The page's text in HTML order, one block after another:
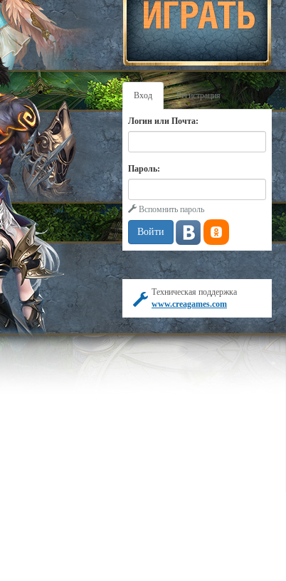
Вход Регистрация
Логин или Почта:
Пароль:
Вспомнить пароль
Техническая поддержка
www.creagames.com